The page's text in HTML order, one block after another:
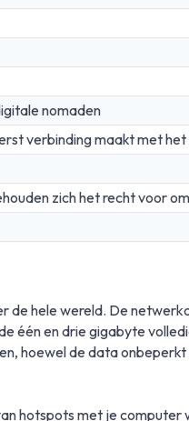
nomaden
verbinding maakt met
zich het recht voor
hele wereld. De
één en drie gigabyte
hoewel de data
hotspots met je